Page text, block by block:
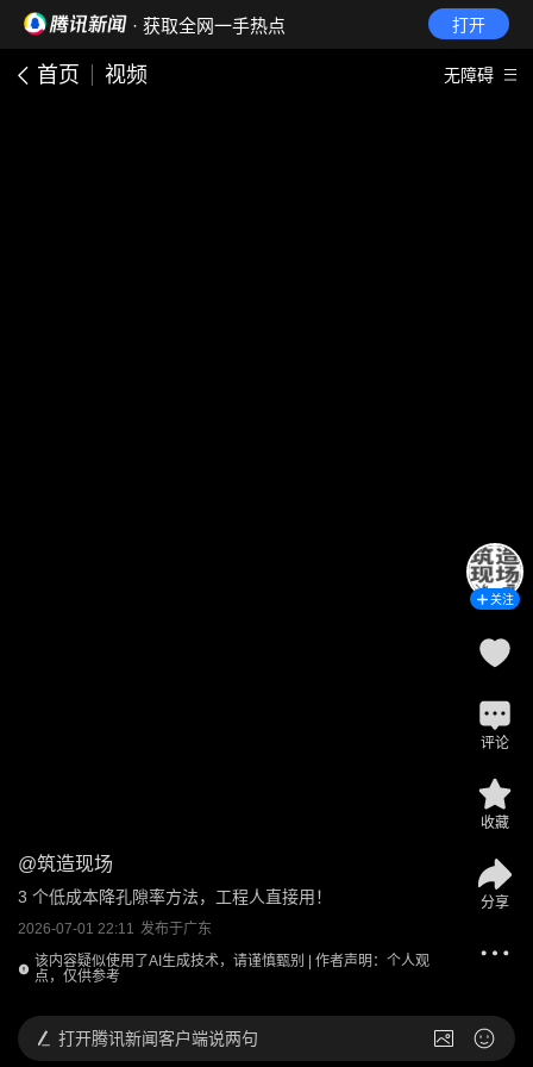
· 获取全网一手热点 打开
首页 视频 无障碍
@筑造现场
3 个低成本降孔隙率方法，工程人直接用！
2026-07-01 22:11 发布于广东
该内容疑似使用了AI生成技术，请谨慎甄别 | 作者声明：个人观
点，仅供参考
关注
评论
收藏
分享
打开腾讯新闻客户端说两句